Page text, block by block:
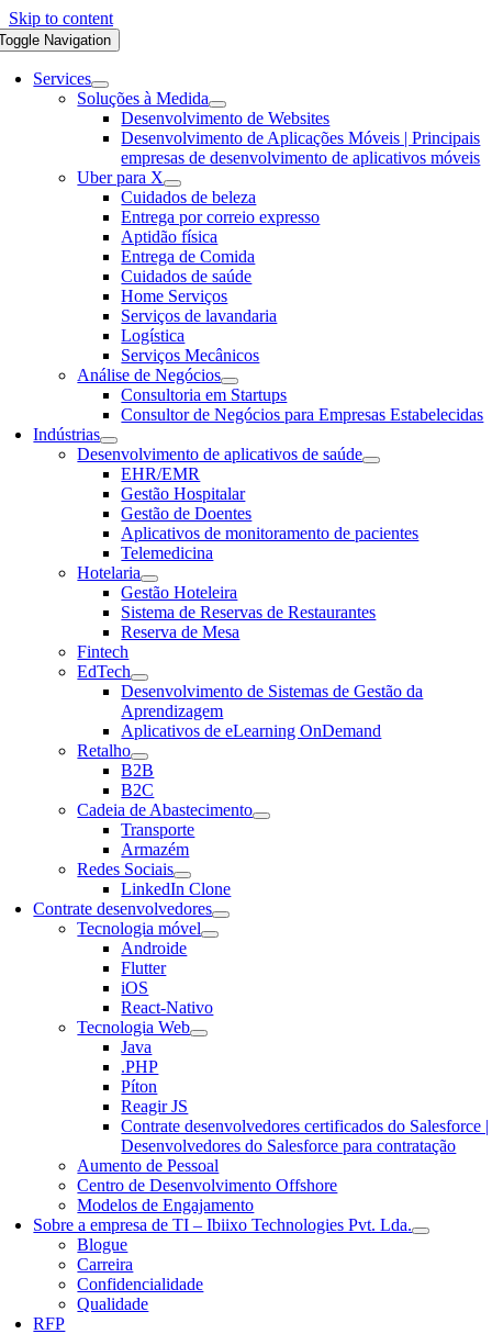
Skip to content
Navigation
Services
Soluções à Medida
Desenvolvimento de Websites
Desenvolvimento de Aplicações Móveis | Principais
empresas de desenvolvimento de aplicativos móveis
Uber para X
Cuidados de beleza
Entrega por correio expresso
Aptidão física
Entrega de Comida
Cuidados de saúde
Home Serviços
Serviços de lavandaria
Logística
Serviços Mecânicos
Análise de Negócios
Consultoria em Startups
Consultor de Negócios para Empresas Estabelecidas
Indústrias
Desenvolvimento de aplicativos de saúde
EHR/EMR
Gestão Hospitalar
Gestão de Doentes
Aplicativos de monitoramento de pacientes
Telemedicina
Hotelaria
Gestão Hoteleira
Sistema de Reservas de Restaurantes
Reserva de Mesa
Fintech
EdTech
Desenvolvimento de Sistemas de Gestão da
Aprendizagem
Aplicativos de eLearning OnDemand
Retalho
B2B
B2C
Cadeia de Abastecimento
Transporte
Armazém
Redes Sociais
LinkedIn Clone
Contrate desenvolvedores
Tecnologia móvel
Androide
Flutter
iOS
React-Nativo
Tecnologia Web
Java
.PHP
Píton
Reagir JS
Contrate desenvolvedores certificados do Salesforce |
Desenvolvedores do Salesforce para contratação
Aumento de Pessoal
Centro de Desenvolvimento Offshore
Modelos de Engajamento
Sobre a empresa de TI – Ibiixo Technologies Pvt. Lda.
Blogue
Carreira
Confidencialidade
Qualidade
RFP